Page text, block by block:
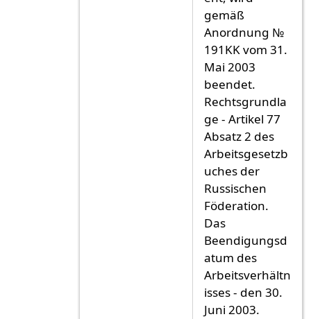
gemäß
Anordnung №
191KK vom 31.
Mai 2003
beendet.
Rechtsgrundla
ge - Artikel 77
Absatz 2 des
Arbeitsgesetzb
uches der
Russischen
Föderation.
Das
Beendigungsd
atum des
Arbeitsverhältn
isses - den 30.
Juni 2003.